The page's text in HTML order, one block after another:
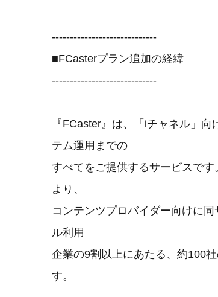
-----------------------------
■FCasterプラン追加の経緯
-----------------------------
『FCaster』は、「iチャネル」
テム運用までの
すべてをご提供するサービスで
より、
コンテンツプロバイダー向けに
ル利用
企業の9割以上にあたる、約100
す。